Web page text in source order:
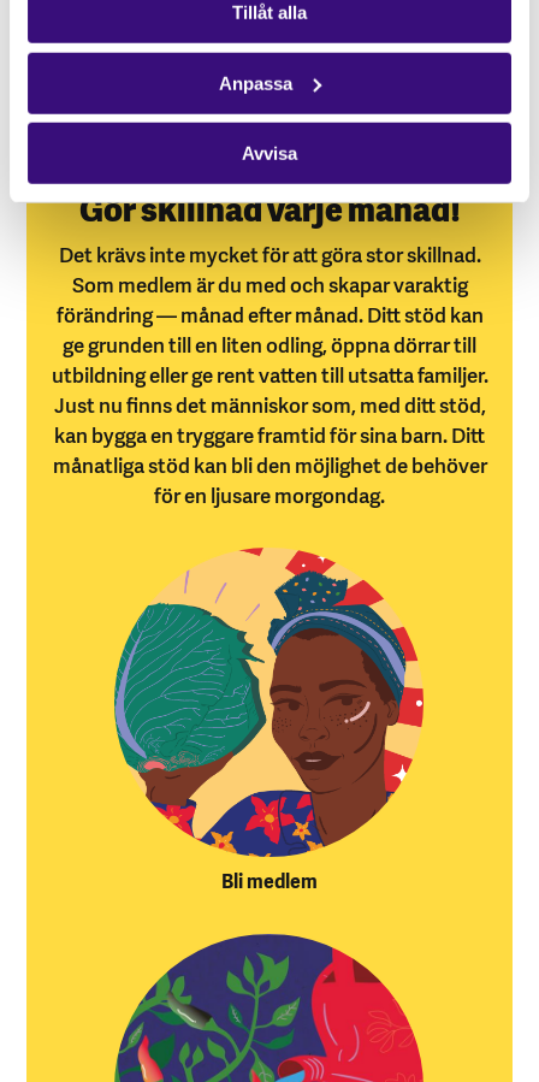
Tillåt alla
Anpassa
Avvisa
Rapport Renewables and reprisals
Gör skillnad varje månad!
Det krävs inte mycket för att göra stor skillnad.
Som medlem är du med och skapar varaktig
förändring — månad efter månad. Ditt stöd kan
ge grunden till en liten odling, öppna dörrar till
utbildning eller ge rent vatten till utsatta familjer.
Just nu finns det människor som, med ditt stöd,
kan bygga en tryggare framtid för sina barn. Ditt
månatliga stöd kan bli den möjlighet de behöver
för en ljusare morgondag.
Bli medlem